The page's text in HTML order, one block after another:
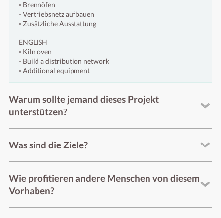
◦ Brennöfen
◦ Vertriebsnetz aufbauen
◦ Zusätzliche Ausstattung
ENGLISH
◦ Kiln oven
◦ Build a distribution network
◦ Additional equipment
Warum sollte jemand dieses Projekt
unterstützen?
Was sind die Ziele?
Wie profitieren andere Menschen von diesem
Vorhaben?